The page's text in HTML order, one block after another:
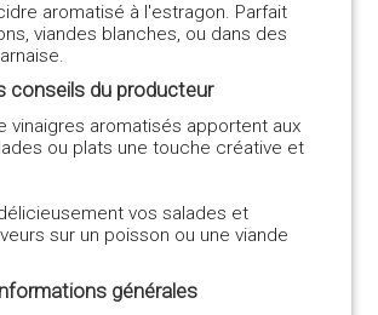
aromatisé à l'estragon. Parfait
viandes blanches, ou dans des
conseils du producteur
vinaigres aromatisés apportent aux
ou plats une touche créative et
vos salades et
sur un poisson ou une viande
générales